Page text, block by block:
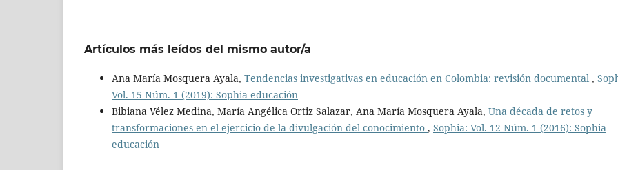
Artículos más leídos del mismo autor/a
Ana María Mosquera Ayala, Tendencias investigativas en educación en Colombia: revisión documental ,
Vol. 15 Núm. 1 (2019): Sophia educación
Bibiana Vélez Medina, María Angélica Ortiz Salazar, Ana María Mosquera Ayala, Una década de retos y
transformaciones en el ejercicio de la divulgación del conocimiento , Sophia: Vol. 12 Núm. 1 (2016): Sophia
educación